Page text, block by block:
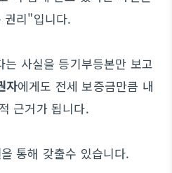
권리"입니다.
사실을 등기부등본만 보고
자에게도 전세 보증금만큼 내
근거가 됩니다.
을 통해 갖출수 있습니다.